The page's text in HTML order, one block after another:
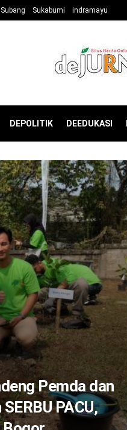
Subang Sukabumi indramayu
DEPOLITIK DEEDUKASI
Pemda dan
PACU,